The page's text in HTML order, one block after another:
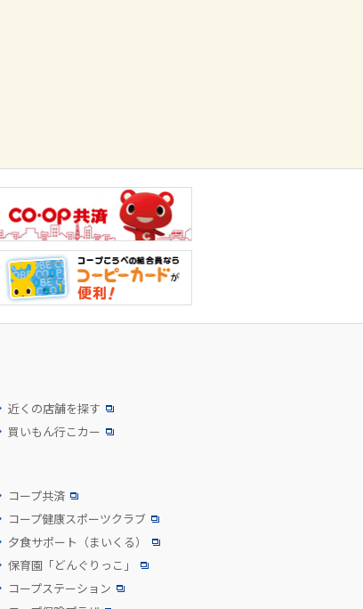
近くの店舗を探す
買いもん行こカー
コープ共済
コープ健康スポーツクラブ
夕食サポート （まいくる）
保育園「どんぐりっこ」
コープステーション